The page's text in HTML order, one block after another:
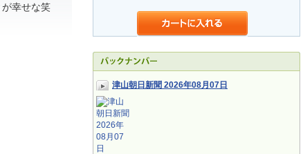
津山朝日新聞 2026年08月07日
幸せな笑